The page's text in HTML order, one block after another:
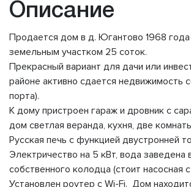
Описание
Продается дом в д. Югантово 1968 года
земельным участком 25 соток.
Прекрасный вариант для дачи или
районе активно сдается недвижимость
порта).
К дому пристроен гараж и дровник с
дом светлая веранда, кухня, две
Русская печь с функцией двустронней
Электричество на 5 кВт, вода заведена
собственного колодца (стоит насосная
Установлен роутер с Wi-Fi. Дом